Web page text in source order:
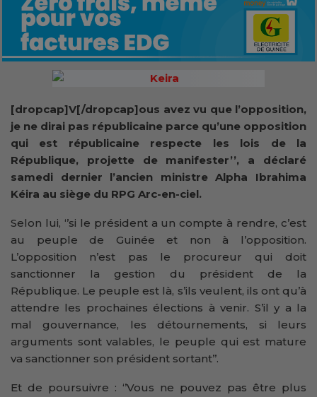
[dropcap]V[/dropcap]ous avez vu que l’opposition,
je ne dirai pas républicaine parce qu’une opposition
qui est républicaine respecte les lois de la
République, projette de manifester’’, a déclaré
samedi dernier l’ancien ministre Alpha Ibrahima
Kéira au siège du RPG Arc-en-ciel.
Selon lui, ‘’si le président a un compte à rendre, c’est
au peuple de Guinée et non à l’opposition.
L’opposition n’est pas le procureur qui doit
sanctionner la gestion du président de la
République. Le peuple est là, s’ils veulent, ils ont qu’à
attendre les prochaines élections à venir. S’il y a la
mal gouvernance, les détournements, si leurs
arguments sont valables, le peuple qui est mature
va sanctionner son président sortant’’.
Et de poursuivre : ‘’Vous ne pouvez pas être plus